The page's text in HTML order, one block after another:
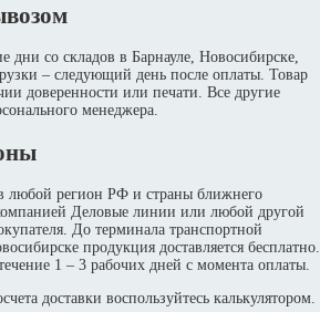
дни со складов в Барнауле, Новосибирске,
– следующий день после оплаты. Товар
доверенности или печати. Все другие
менеджера.
в любой регион РФ и страны ближнего
Деловые линии или любой другой
До терминала транспортной
продукция доставляется бесплатно.
1 – 3 рабочих дней с момента оплаты.
доставки воспользуйтесь калькулятором.